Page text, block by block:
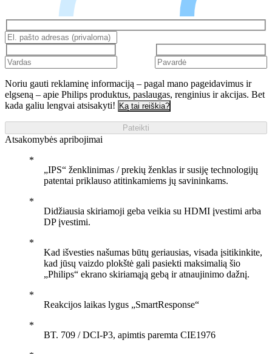
Noriu gauti reklaminę informaciją – pagal mano pageidavimus ir
elgseną – apie Philips produktus, paslaugas, renginius ir akcijas. Bet
kada galiu lengvai atsisakyti! Ką tai reiškia?
Pateikti
Atsakomybės apribojimai
„IPS“ ženklinimas / prekių ženklas ir susiję technologijų
patentai priklauso atitinkamiems jų savininkams.
Didžiausia skiriamoji geba veikia su HDMI įvestimi arba
DP įvestimi.
Kad išvesties našumas būtų geriausias, visada įsitikinkite,
kad jūsų vaizdo plokštė gali pasiekti maksimalią šio
„Philips“ ekrano skiriamąją gebą ir atnaujinimo dažnį.
Reakcijos laikas lygus „SmartResponse“
BT. 709 / DCI-P3, apimtis paremta CIE1976